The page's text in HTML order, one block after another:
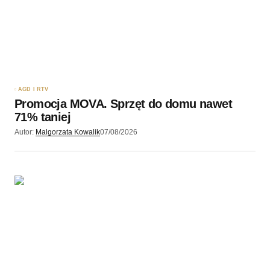
Wyślij komentarz
AGD I RTV
Promocja MOVA. Sprzęt do domu nawet
71% taniej
Autor: Malgorzata Kowalik07/08/2026